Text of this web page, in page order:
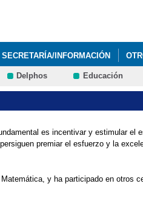
SECRETARÍA/INFORMACIÓN
Delphos Educación
es incentivar y estimular el
premiar el esfuerzo y la
y ha participado en otros